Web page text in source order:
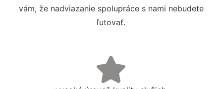
vám, že nadviazanie spolupráce s nami nebudete
ľutovať.